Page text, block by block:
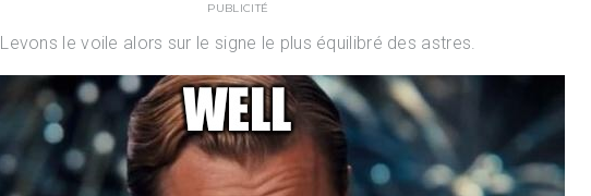
PUBLICITÉ
Levons le voile alors sur le signe le plus équilibré des astres.